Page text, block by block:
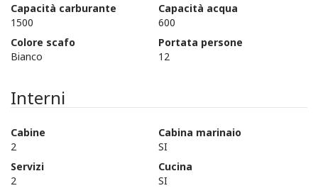
Capacità carburante
1500
Colore scafo
Bianco
Capacità acqua
600
Portata persone
12
Interni
Cabine
2
Servizi
2
Cabina marinaio
SI
Cucina
SI